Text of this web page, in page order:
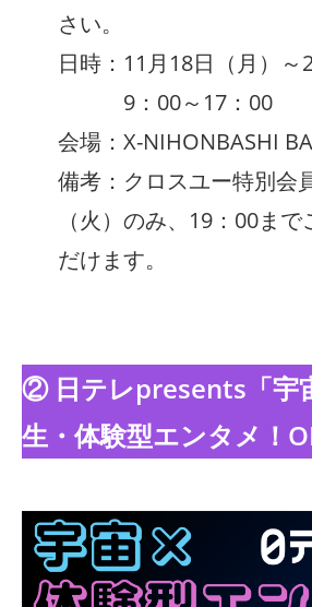
さい。
日時：11月18日（月）～
9：00～17：00
会場：X-NIHONBASHI
備考：クロスユー特別会
（火）のみ、19：00ま
だけます。
② 日テレpresents「宇
生・体験型エンタメ！